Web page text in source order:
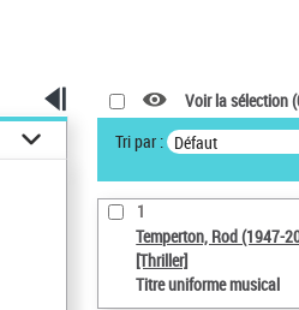
Voir la sélection (
Tri par : Défaut
1
Temperton, Rod (1947-
[Thriller]
Titre uniforme musical